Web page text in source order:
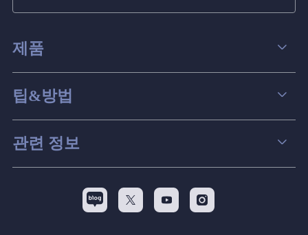
제품
데이터 복구
파티션 관리
스크린 레코더
백업&복원
팁&방법
컴퓨터 데이터 복구 팁
맥 데이터 복구 팁
디스크 파티션 팁
관련 정보
리셀러
  